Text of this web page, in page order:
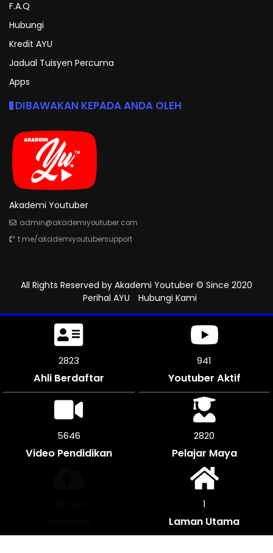
F.A.Q
Hubungi
Kredit AYU
Jadual Tuisyen Percuma
Apps
DIBAWAKAN KEPADA ANDA OLEH
Akademi Youtuber
admin@akademiyoutuber.com
t.me/akademiyoutubersupport
All Rights Reserved by Akademi Youtuber © Since 2020
Perihal AYU
Hubungi Kami
3138
Ahli Berdaftar
1046
Youtuber Aktif
6276
Video Pendidikan
3138
Pelajar Maya
1
Laman Utama